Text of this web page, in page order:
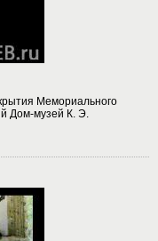
Мемориального
Дом-музей К. Э.